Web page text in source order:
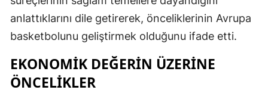
anlattıklarını dile getirerek, önceliklerinin Avrupa
basketbolunu geliştirmek olduğunu ifade etti.
EKONOMIK DEĞERIN ÜZERINE
ÖNCELIKLER